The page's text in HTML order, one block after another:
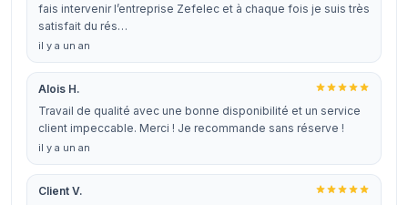
fais intervenir l’entreprise Zefelec et à chaque fois je suis très
satisfait du rés…
il y a un an
Alois H.
Travail de qualité avec une bonne disponibilité et un service
client impeccable. Merci ! Je recommande sans réserve !
il y a un an
Client V.